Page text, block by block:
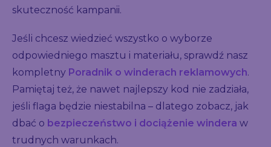
skuteczność kampanii.
Jeśli chcesz wiedzieć wszystko o wyborze
odpowiedniego masztu i materiału, sprawdź nasz
kompletny Poradnik o winderach reklamowych.
Pamiętaj też, że nawet najlepszy kod nie zadziała,
jeśli flaga będzie niestabilna – dlatego zobacz, jak
dbać o bezpieczeństwo i dociążenie windera w
trudnych warunkach.